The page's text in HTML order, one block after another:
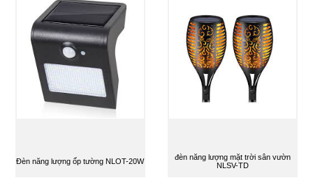
Đèn năng lượng ốp tường NLOT-20W
đèn năng lượng mặt trời sân vườn
NLSV-TD